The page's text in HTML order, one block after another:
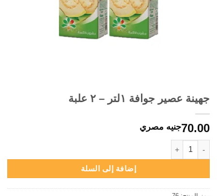
جهينة عصير جوافة ١لتر – ٢ علبة
70.00جنيه مصري
كمية جهينة عصير جوافة ١لتر - ٢ علبة
إضافة إلى السلة